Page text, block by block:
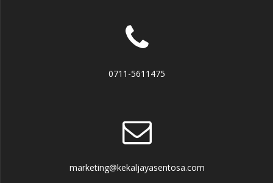
0711-5611475
marketing@kekaljayasentosa.com